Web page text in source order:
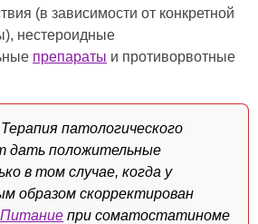
(в зависимости от конкретной
нестероидные
препараты и противорвотные
Терапия патологического
дать положительные
в том случае, когда у
образом скорректирован
Питание при соматостатиноме